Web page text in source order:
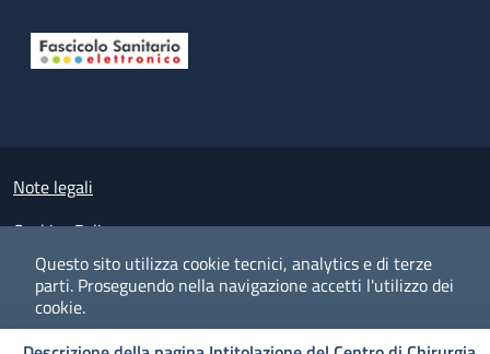
Questo sito utilizza cookie tecnici, analytics e di terze
parti. Proseguendo nella navigazione accetti l'utilizzo dei
cookie.
Small prints
Note legali
Cookies Policy
Policy privacy e protezione del dato personale
Albo pretorio on-line